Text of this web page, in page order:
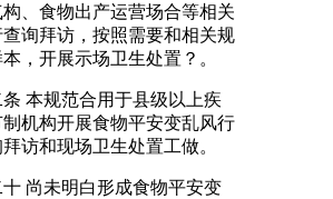
、食物出产运营场合等相关
询拜访，按照需要和相关规
，开展示场卫生处置？。
本规范合用于县级以上疾
机构开展食物平安变乱风行
访和现场卫生处置工做。
尚未明白形成食物平安变